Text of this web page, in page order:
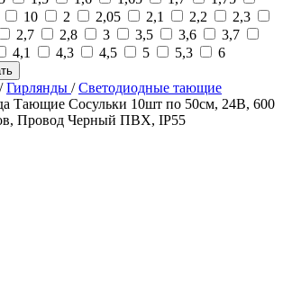
10 2 2,05 2,1 2,2
2,3
2,7 2,8 3 3,5 3,6
3,7
4,1 4,3 4,5 5 5,3 6
/Гирлянды /Светодиодные тающие
Тающие Сосульки 10шт по 50см, 24В, 600
Провод Черный ПВХ, IP55